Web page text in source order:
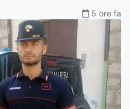
5 ore fa